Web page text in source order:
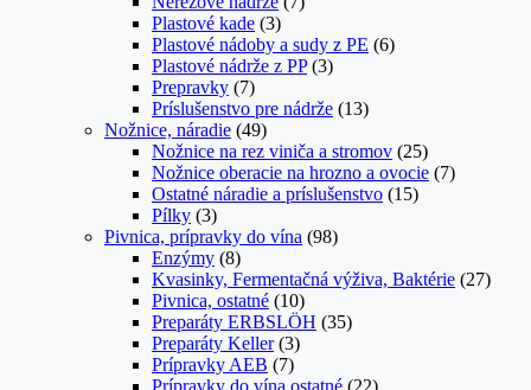
Plastové kade (3)
Plastové nádoby a sudy z PE (6)
Plastové nádrže z PP (3)
Prepravky (7)
Príslušenstvo pre nádrže (13)
Nožnice, náradie (49)
Nožnice na rez viniča a stromov (25)
Nožnice oberacie na hrozno a ovocie (7)
Ostatné náradie a príslušenstvo (15)
Pílky (3)
Pivnica, prípravky do vína (98)
Enzýmy (8)
Kvasinky, Fermentačná výživa, Baktérie (27)
Pivnica, ostatné (10)
Preparáty ERBSLÖH (35)
Preparáty Keller (3)
Prípravky AEB (7)